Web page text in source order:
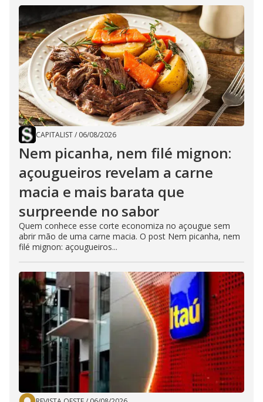
CAPITALIST/ 06/08/2026
Nem picanha, nem filé mignon:
açougueiros revelam a carne
macia e mais barata que
surpreende no sabor
Quem conhece esse corte economiza no açougue sem
abrir mão de uma carne macia. O post Nem picanha, nem
filé mignon: açougueiros...